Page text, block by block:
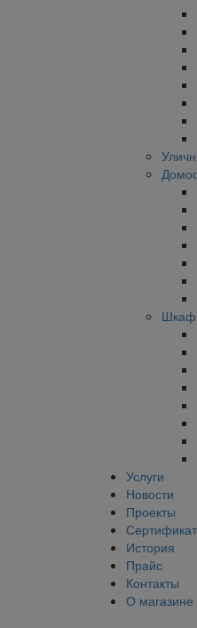
Услуги
Новости
Проекты
История
Прайс
Контакты
О магазине